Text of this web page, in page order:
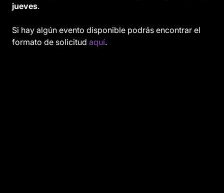
jueves.
Si hay algún evento disponible podrás encontrar el
formato de solicitud aquí.